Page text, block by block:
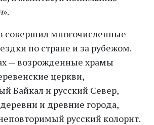
».
совершил многочисленные
по стране и за рубежом.
— возрожденные храмы
церкви,
Байкал и русский Север,
и древние города,
русский колорит.